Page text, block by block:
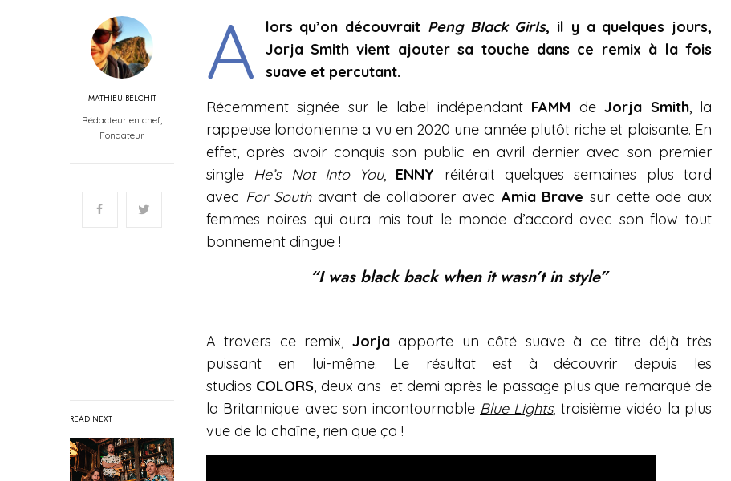
MATHIEU BELCHIT
Rédacteur en chef,
Fondateur
READ NEXT
A lors qu’on découvrait Peng Black Girls, il y a quelques jours,
Jorja Smith vient ajouter sa touche dans ce remix à la fois
suave et percutant.
Récemment signée sur le label indépendant FAMM deJorja Smith, la
rappeuse londonienne a vu en 2020 une année plutôt riche et plaisante. En
effet, après avoir conquis son public en avril dernier avec son premier
single He’s Not Into You, ENNY réitérait quelques semaines plus tard
avec For Southavant de collaborer avec Amia Brave sur cette ode aux
femmes noires qui aura mis tout le monde d’accord avec son flow tout
bonnement dingue !
“I was black back when it wasn’t in style”
A travers ce remix, Jorja apporte un côté suave à ce titre déjà très
puissant en lui-même. Le résultat est à découvrir depuis les
studios COLORS, deux ans et demi après le passage plus que remarqué de
la Britannique avec son incontournable Blue Lights, troisième vidéo la plus
vue de la chaîne, rien que ça !